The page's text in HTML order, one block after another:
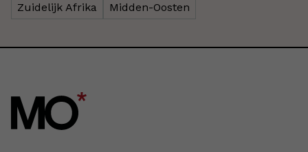
Zuidelijk Afrika Midden-Oosten